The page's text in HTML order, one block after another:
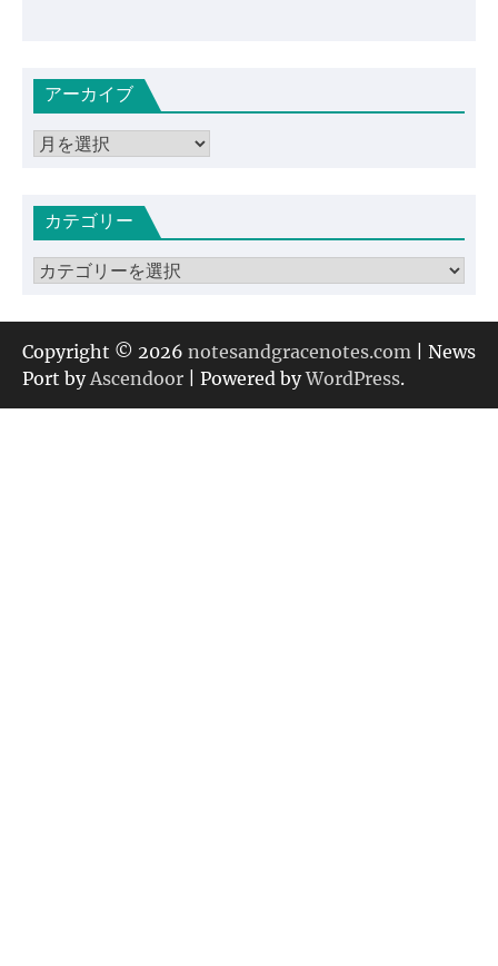
アーカイブ
ア
イカテゴリー
カ
ゴ
リ
ー
Copyright © 2026 notesandgracenotes.com | News
Port by Ascendoor | Powered byWordPress.